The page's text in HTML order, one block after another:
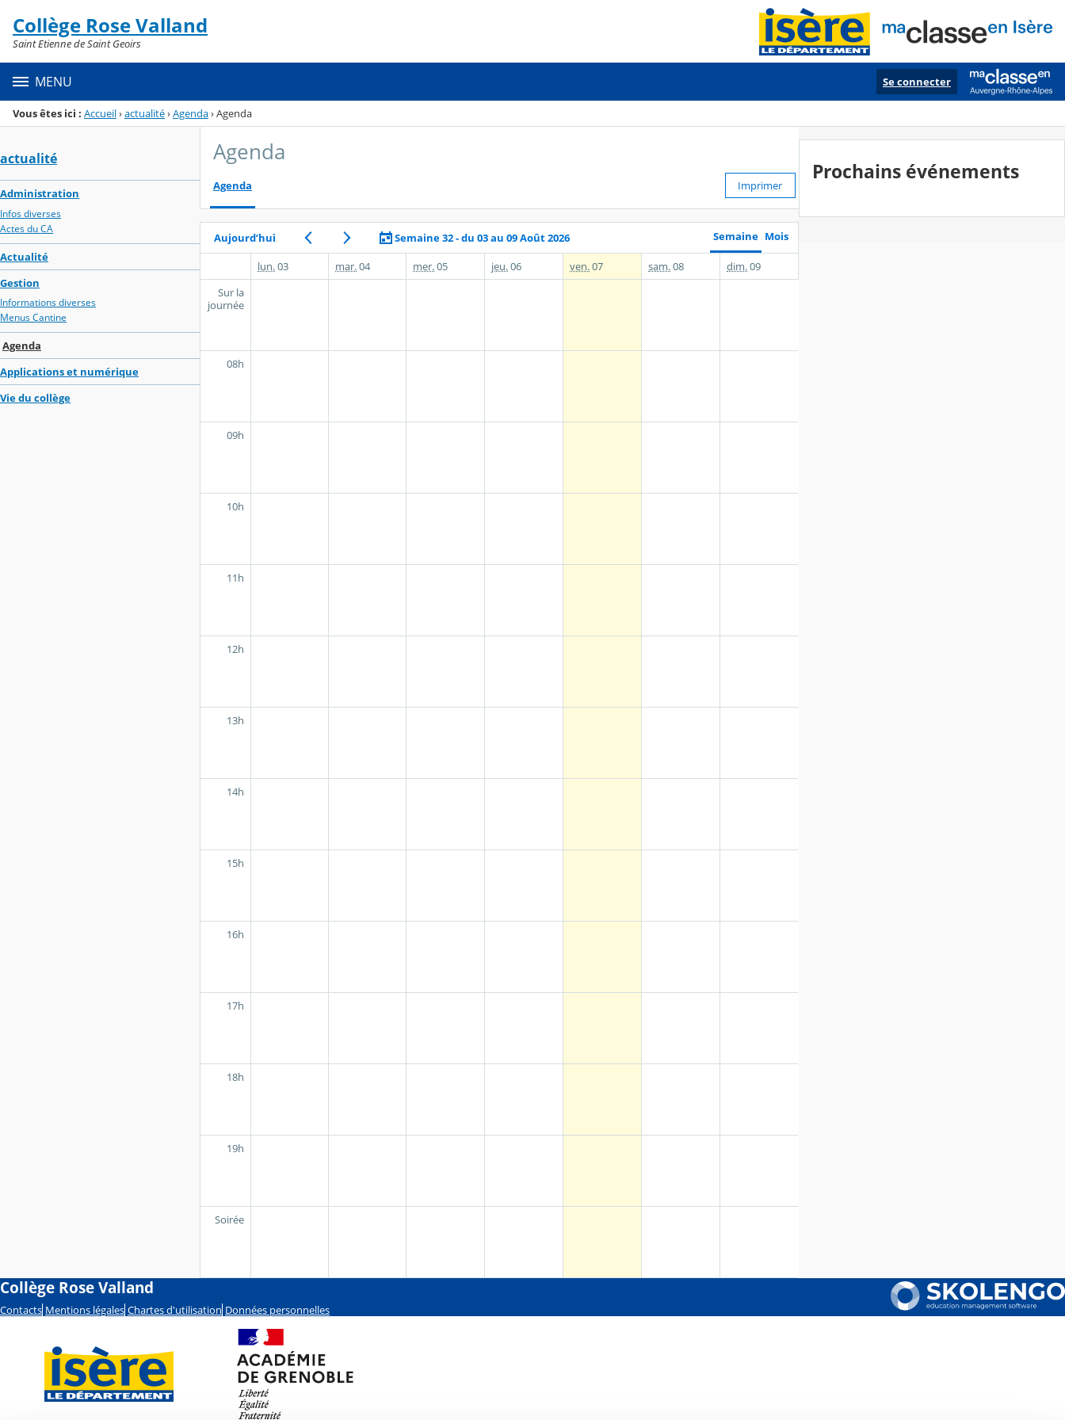
Menu de la rubrique
Contenu
Collège Rose Valland
Saint Etienne de Saint Geoirs
MENU Se connecter
Vous êtes ici : Accueil›actualité›Agenda›Agenda
actualité
Administration
Infos diverses
Actes du CA
Actualité
Gestion
Informations diverses
Menus Cantine
Agenda
Applications et numérique
Vie du collège
Agenda
Agenda Imprimer
Aujourd’hui Semaine 32 - du 03 au 09 Août 2026 Semaine Mois
lun.03 mar.04 mer.05 jeu.06 ven.07 sam.08 dim.09
Sur la
journée
08h
09h
10h
11h
12h
13h
14h
15h
16h
17h
18h
19h
Soirée
Prochains événements
Collège Rose Valland
Contacts Mentions légales Chartes d'utilisation Données personnelles